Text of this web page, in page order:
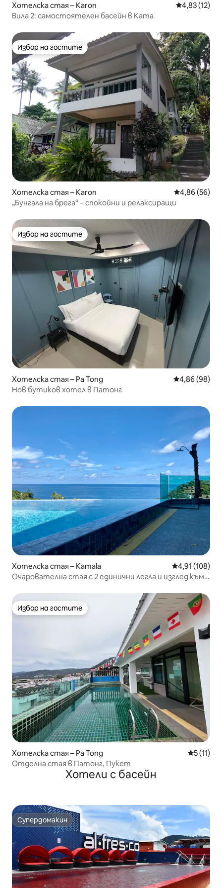
Хотелска стая – Karon Средна
4,83 (12)
Вила 2: самостоятелен басейн в Ката
Избор на гостите
Избор на гостите
Хотелска стая – Karon Средна
4,86 (56)
„Бунгала на брега“ – спокойни и релаксиращи
Избор на гостите
Избор на гостите
Хотелска стая – Pa Tong Средна
4,86 (98)
Нов бутиков хотел в Патонг
Хотелска стая – Kamala Средна
4,91 (108)
Очарователна стая с 2 единични легла и изглед към
Избор на гостите
Избор на гостите
Хотелска стая – Pa Tong Средна
5 (11)
Отделна стая в Патонг, Пукет
Хотели с басейн
Супердомакин
Супердомакин